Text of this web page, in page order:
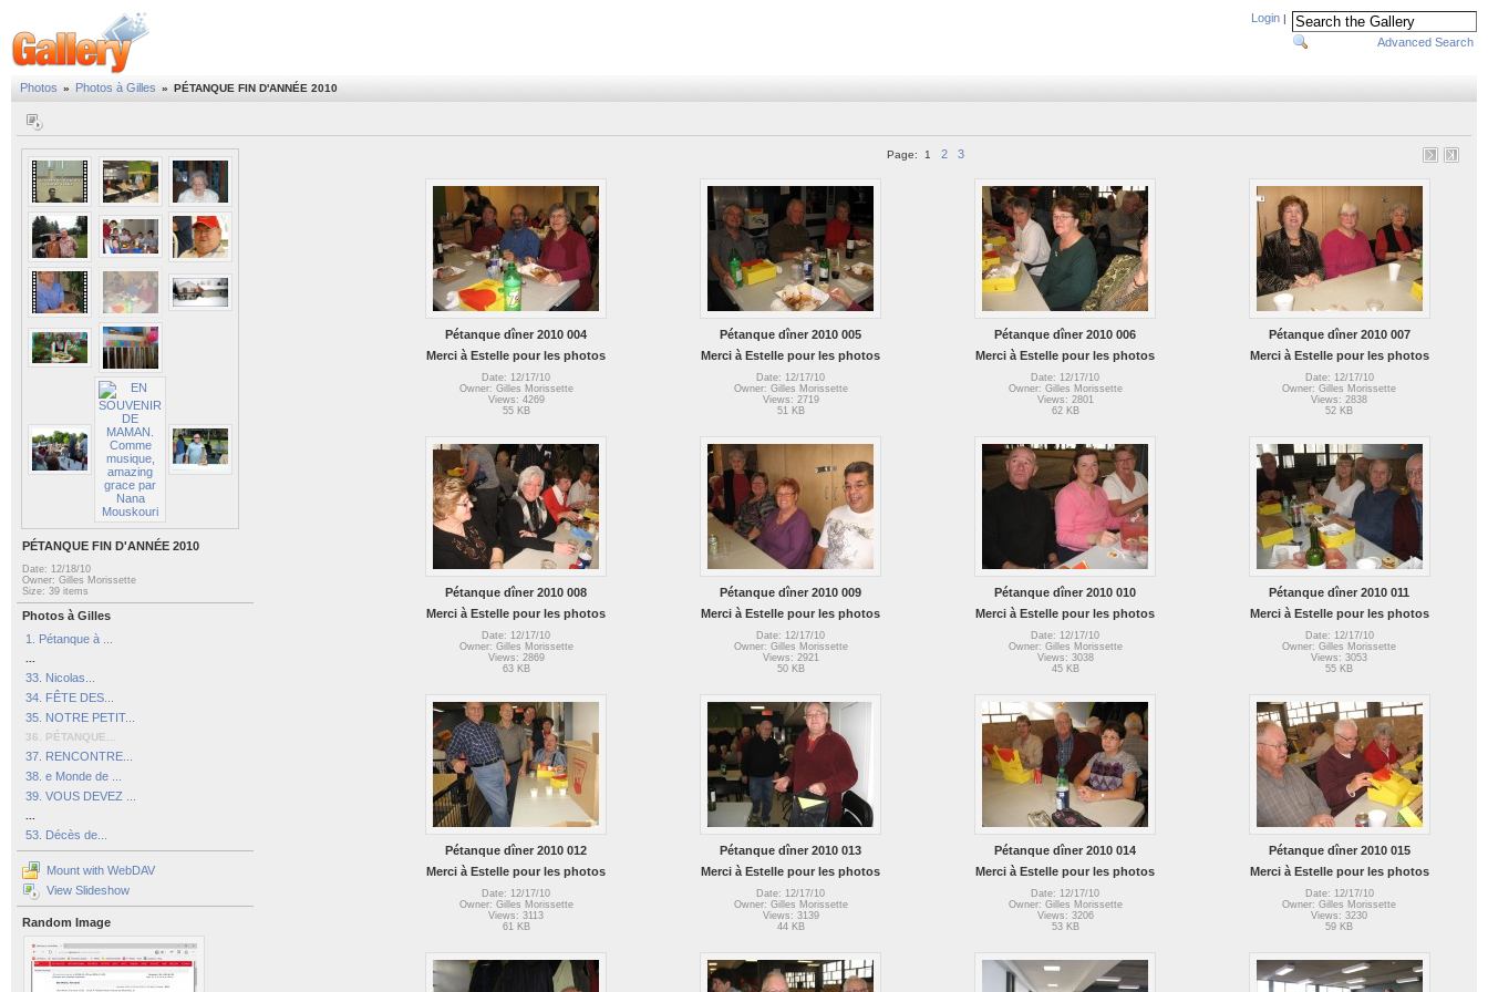
Login |
Advanced Search
Photos » Photos à Gilles » PÉTANQUE FIN D'ANNÉE 2010
PÉTANQUE FIN D'ANNÉE 2010
Date: 12/18/10
Owner: Gilles Morissette
Size: 39 items
Photos à Gilles
1. Pétanque à ...
33. Nicolas...
34. FÊTE DES...
35. NOTRE PETIT...
36. PÉTANQUE...
37. RENCONTRE...
38. e Monde de ...
39. VOUS DEVEZ ...
53. Décès de...
Mount with WebDAV
View Slideshow
Random Image
Page: 1 2 3
Pétanque dîner 2010 004
Merci à Estelle pour les photos
Date: 12/17/10
Owner: Gilles Morissette
Views: 4269
55 KB
Pétanque dîner 2010 005
Merci à Estelle pour les photos
Date: 12/17/10
Owner: Gilles Morissette
Views: 2719
51 KB
Pétanque dîner 2010 006
Merci à Estelle pour les photos
Date: 12/17/10
Owner: Gilles Morissette
Views: 2801
62 KB
Pétanque dîner 2010 007
Merci à Estelle pour les photos
Date: 12/17/10
Owner: Gilles Morissette
Views: 2838
52 KB
Pétanque dîner 2010 008
Merci à Estelle pour les photos
Date: 12/17/10
Owner: Gilles Morissette
Views: 2869
63 KB
Pétanque dîner 2010 009
Merci à Estelle pour les photos
Date: 12/17/10
Owner: Gilles Morissette
Views: 2921
50 KB
Pétanque dîner 2010 010
Merci à Estelle pour les photos
Date: 12/17/10
Owner: Gilles Morissette
Views: 3038
45 KB
Pétanque dîner 2010 011
Merci à Estelle pour les photos
Date: 12/17/10
Owner: Gilles Morissette
Views: 3053
55 KB
Pétanque dîner 2010 012
Merci à Estelle pour les photos
Date: 12/17/10
Owner: Gilles Morissette
Views: 3113
61 KB
Pétanque dîner 2010 013
Merci à Estelle pour les photos
Date: 12/17/10
Owner: Gilles Morissette
Views: 3139
44 KB
Pétanque dîner 2010 014
Merci à Estelle pour les photos
Date: 12/17/10
Owner: Gilles Morissette
Views: 3206
53 KB
Pétanque dîner 2010 015
Merci à Estelle pour les photos
Date: 12/17/10
Owner: Gilles Morissette
Views: 3230
59 KB